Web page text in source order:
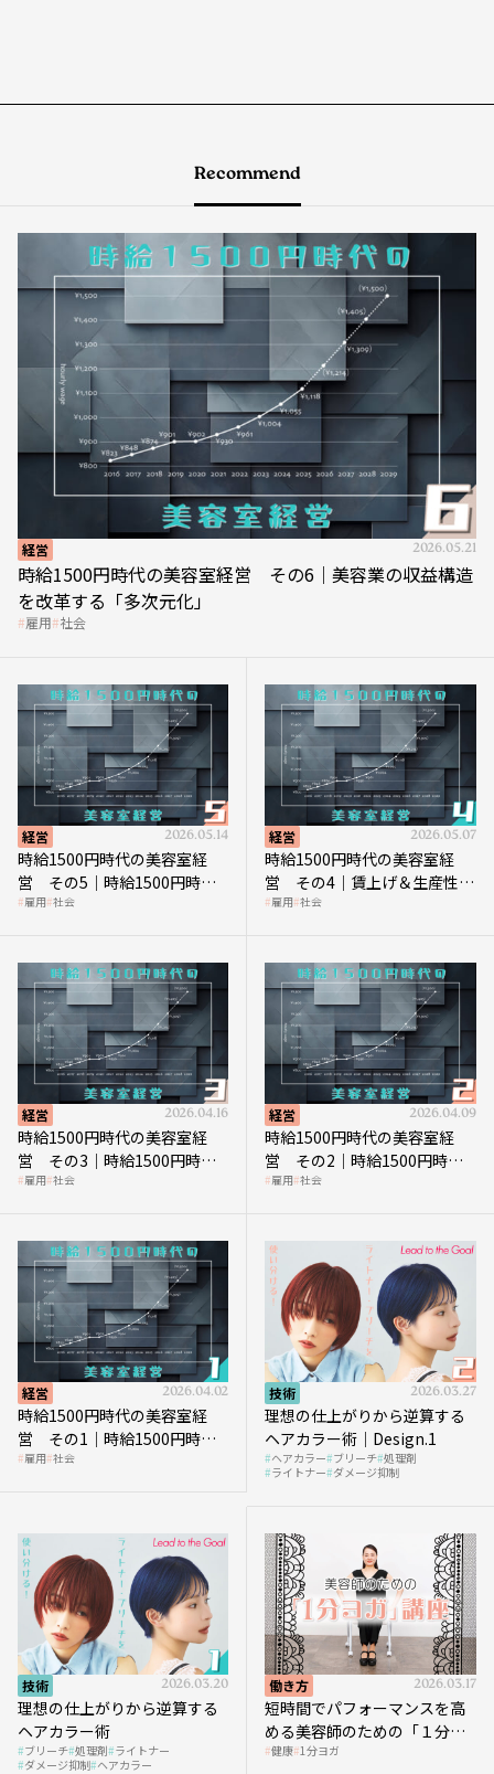
Recommend
経営 2026.05.21
時給1500円時代の美容室経営 その6｜美容業の収益構造
を改革する「多次元化」
雇用 社会
経営 2026.05.14
時給1500円時代の美容室経
営 その5｜時給1500円時代
の到来は美容業の収益構造を
雇用 社会
経営 2026.05.07
時給1500円時代の美容室経
営 その4｜賃上げ＆生産性向
上につなげる賢い助成金活用
雇用 社会
経営 2026.04.16
時給1500円時代の美容室経
営 その3｜時給1500円時
代、美容業はどのような影響
雇用 社会
経営 2026.04.09
時給1500円時代の美容室経
営 その2｜時給1500円時代
に支払う給与はいくらなのか
雇用 社会
経営 2026.04.02
時給1500円時代の美容室経
営 その1｜時給1500円時代
へ向かう社会的背景
雇用 社会
技術 2026.03.27
理想の仕上がりから逆算する
ヘアカラー術｜Design.1
ヘアカラー ブリーチ 処理剤
ライトナー ダメージ抑制
技術 2026.03.20
理想の仕上がりから逆算する
ヘアカラー術
ブリーチ 処理剤 ライトナー
ダメージ抑制 ヘアカラー
働き方 2026.03.17
短時間でパフォーマンスを高
める美容師のための「１分ヨ
ガ」講座｜実践編
健康 1分ヨガ